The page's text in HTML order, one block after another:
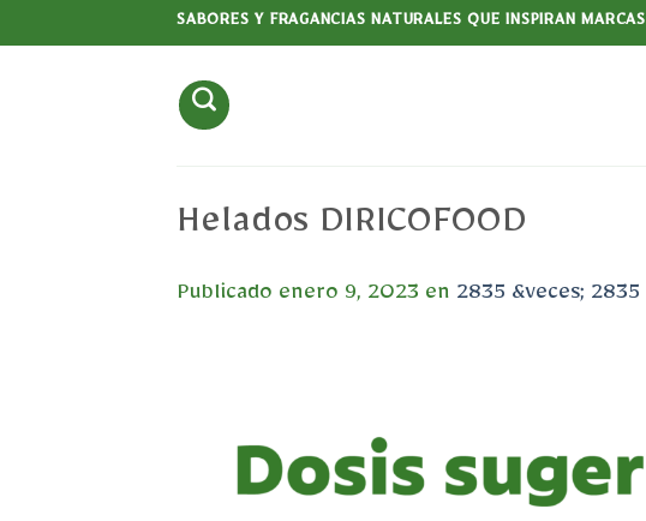
SABORES Y FRAGANCIAS NATURALES QUE INSPIRAN MARCAS
Helados DIRICOFOOD
Publicado enero 9, 2023 en 2835 &veces; 2835